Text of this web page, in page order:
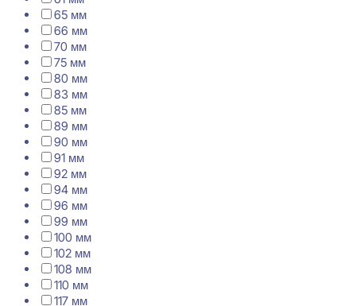
65 мм
66 мм
70 мм
75 мм
80 мм
83 мм
85 мм
89 мм
90 мм
91 мм
92 мм
94 мм
96 мм
99 мм
100 мм
102 мм
108 мм
110 мм
117 мм